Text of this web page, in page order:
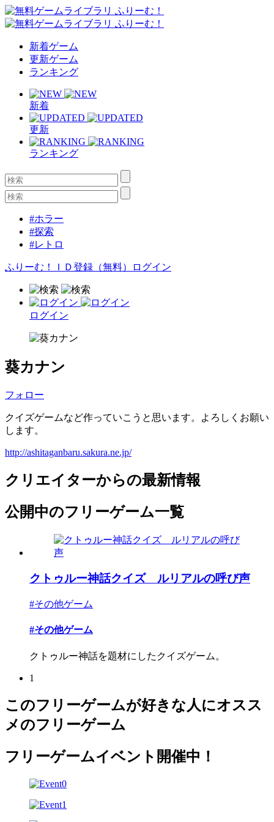
新着ゲーム
更新ゲーム
ランキング
新着
更新
ランキング
#ホラー
#探索
#レトロ
ふりーむ！ＩＤ登録（無料） ログイン
ログイン
葵カナン
フォロー
クイズゲームなど作っていこうと思います。よろしくお願い
します。
http://ashitaganbaru.sakura.ne.jp/
クリエイターからの最新情報
公開中のフリーゲーム一覧
クトゥルー神話クイズ ルリアルの呼び声
#その他ゲーム
#その他ゲーム
クトゥルー神話を題材にしたクイズゲーム。
1
このフリーゲームが好きな人にオスス
メのフリーゲーム
フリーゲームイベント開催中！